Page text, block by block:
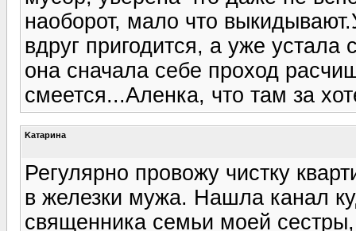
наоборот, мало что
вдруг пригодится, а уже устала
она сначала себе проход
смеется...Аленка, что там за
Kатарина
Регулярно провожу чистку
в железки мужа. Нашла канал
священника семьи моей